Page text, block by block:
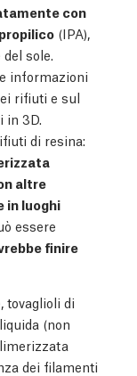
con
(IPA),
sole.
informazioni
rifiuti e sul
in 3D.
di resina:
altre
in luoghi
essere
finire
tovaglioli di
(non
dei filamenti